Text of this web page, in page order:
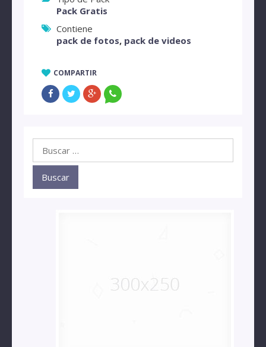
Pack Gratis
Contiene
pack de fotos, pack de videos
COMPARTIR